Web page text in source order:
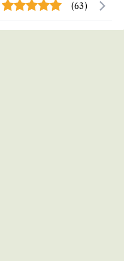
(63)